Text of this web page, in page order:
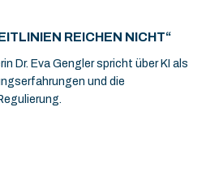
REICHEN NICHT“
Dr. Eva Gengler spricht über KI als
und die